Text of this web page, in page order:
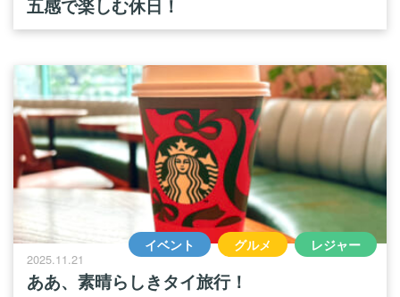
五感で楽しむ休日！
2025.11.21
ああ、素晴らしきタイ旅行！
イベント グルメ レジャー